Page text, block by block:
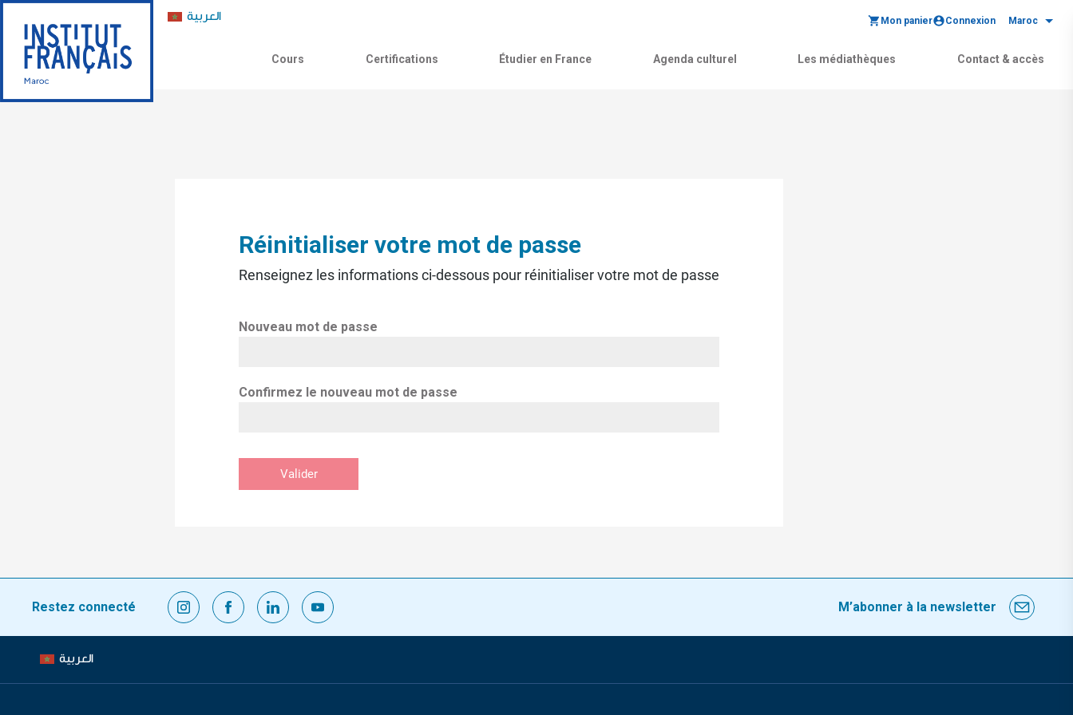
العربية Mon panier Connexion Maroc
Cours Certifications Étudier en France Agenda culturel Les médiathèques Contact & accès
Réinitialiser votre mot de passe
Renseignez les informations ci-dessous pour réinitialiser votre mot de passe
Nouveau mot de passe
Confirmez le nouveau mot de passe
Valider
Restez connecté M’abonner à la newsletter
العربية